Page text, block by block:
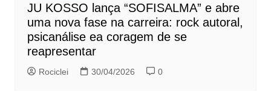
JU KOSSO lança “SOFISALMA” e abre
uma nova fase na carreira: rock autoral,
psicanálise ea coragem de se
reapresentar
Rociclei 30/04/2026 0